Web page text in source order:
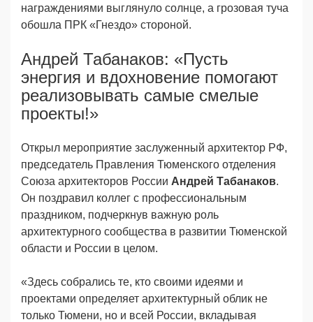
награждениями выглянуло солнце, а грозовая туча
обошла ПРК «Гнездо» стороной.
Андрей Табанаков: «Пусть
энергия и вдохновение помогают
реализовывать самые смелые
проекты!»
Открыл мероприятие заслуженный архитектор РФ,
председатель Правления Тюменского отделения
Союза архитекторов России Андрей Табанаков.
Он поздравил коллег с профессиональным
праздником, подчеркнув важную роль
архитектурного сообщества в развитии Тюменской
области и России в целом.
«Здесь собрались те, кто своими идеями и
проектами определяет архитектурный облик не
только Тюмени, но и всей России, вкладывая